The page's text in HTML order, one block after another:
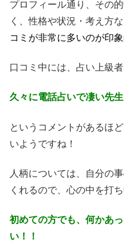
プロフィール通り、その
く、性格や状況・考え方な
コミが非常に多いのが印象
口コミ中には、占い上級
久々に電話占いで凄い先
というコメントがあるほ
いようですね！
人柄については、自分の
くれるので、心の中を打
初めての方でも、何かあ
い！！